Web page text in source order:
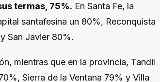
termas, 75%. En Santa Fe, la
santafesina un 80%, Reconquista
San Javier 80%.
mientras que en la provincia, Tandil
Sierra de la Ventana 79% y Villa